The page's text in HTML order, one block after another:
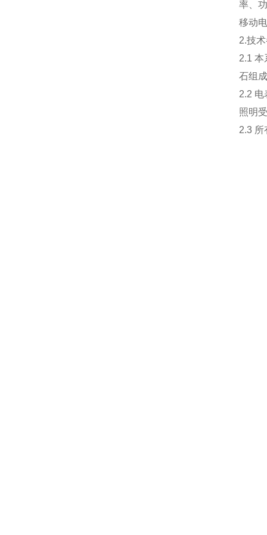
率、
移动
2.技
2.1
石组
2.2
照明
2.3 所